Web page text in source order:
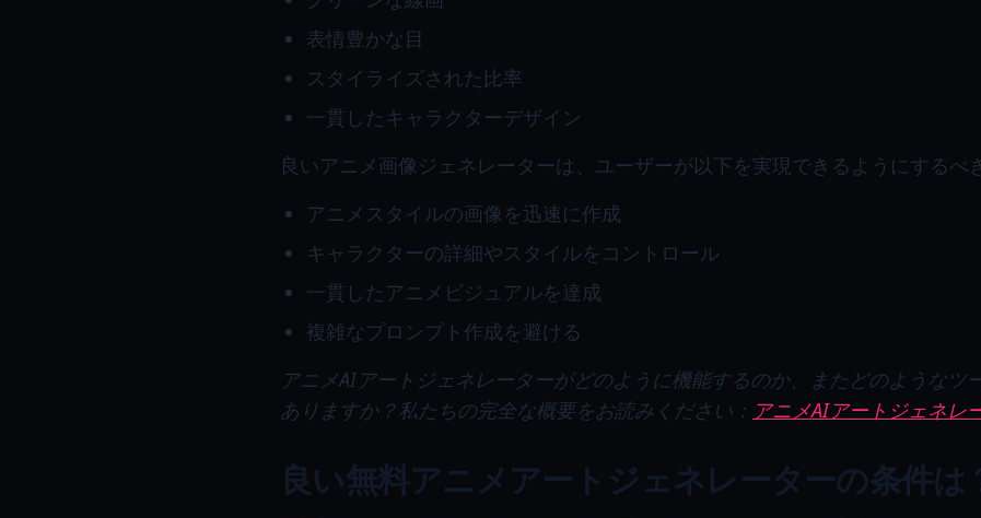
表情豊かな目
スタイライズされた比率
一貫したキャラクターデザイン
良いアニメ画像ジェネレーターは、ユーザーが以下を実現できるようにするべ
アニメスタイルの画像を迅速に作成
キャラクターの詳細やスタイルをコントロール
一貫したアニメビジュアルを達成
複雑なプロンプト作成を避ける
アニメAIアートジェネレーターがどのように機能するのか、またどのようなツ
ありますか？私たちの完全な概要をお読みください： アニメAIアートジェネレ
良い無料アニメアートジェネレーターの条件は